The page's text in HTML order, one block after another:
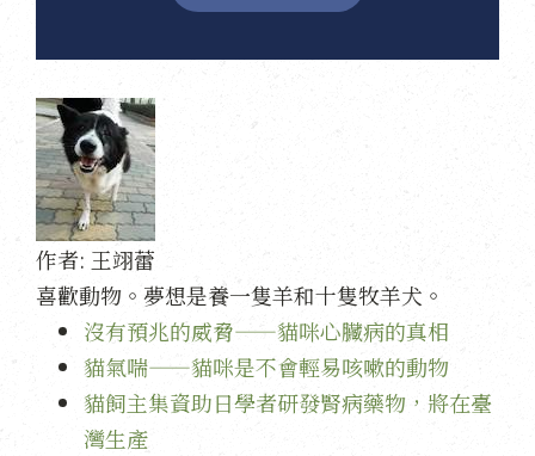
作者: 王翊蕾
喜歡動物。夢想是養一隻羊和十隻牧羊犬。
沒有預兆的威脅——貓咪心臟病的真相
貓氣喘——貓咪是不會輕易咳嗽的動物
貓飼主集資助日學者研發腎病藥物，將在臺
灣生產